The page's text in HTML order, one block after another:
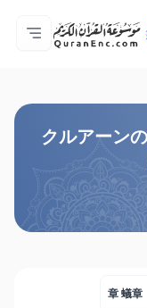
ホーム
対訳の目次
Audio
開発者向け
事業内容
お問い合
言語
クルアーン
章 蟻章